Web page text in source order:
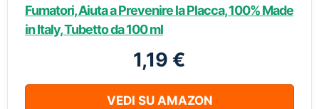
Fumatori, Aiuta a Prevenire la Placca, 100% Made
in Italy, Tubetto da 100 ml
1,19 €
VEDI SU AMAZON